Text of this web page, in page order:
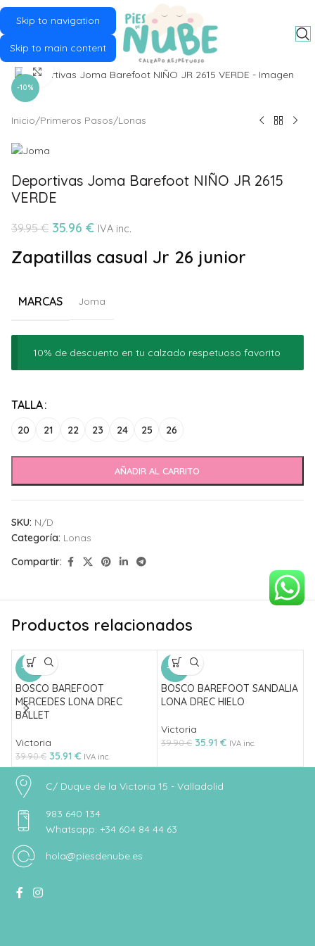
Skip to navigation
Skip to main content
-10%
Click to enlarge
Inicio/Primeros Pasos/Lonas
Deportivas Joma Barefoot NIÑO JR 2615
VERDE
39.95€ 35.96 € IVA inc.
Zapatillas casual Jr 26 junior
MARCAS Joma
10% de descuento en tu calzado respetuoso favorito
TALLA
20 21 22 23 24 25 26
AÑADIR AL CARRITO
Alternative:
SKU: N/D
Categoría: Lonas
Compartir:
Productos relacionados
-10%
BOSCO BAREFOOT
MERCEDES LONA DREC
BALLET
Victoria
39.90€ 35.91 € IVA inc.
-10%
BOSCO BAREFOOT SANDALIA
LONA DREC HIELO
Victoria
39.90€ 35.91 € IVA inc.
C/ Duque de la Victoria 15 - Valladolid
983 640 134
Whatsapp: +34 604 84 44 63
hola@piesdenube.es